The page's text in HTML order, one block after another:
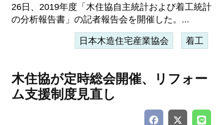
26日、2019年度「木住協自主統計および着工統計
の分析報告書」の記者報告会を開催した。...
日本木造住宅産業協会 着工
木住協が定時総会開催、リフォー
ム支援制度見直し